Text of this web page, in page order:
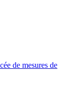
de mesures de